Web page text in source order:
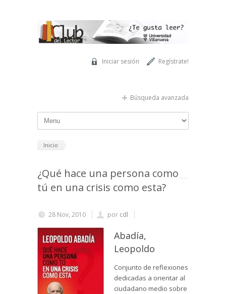
Regístrate!
Iniciar sesión
Búsqueda avanzada
Inicio
¿Qué hace una persona como
tú en una crisis como esta?
28 Nov, 2010 por cdl
Abadía,
Leopoldo
Conjunto de reflexiones
dedicadas a orientar al
ciudadano medio sobre